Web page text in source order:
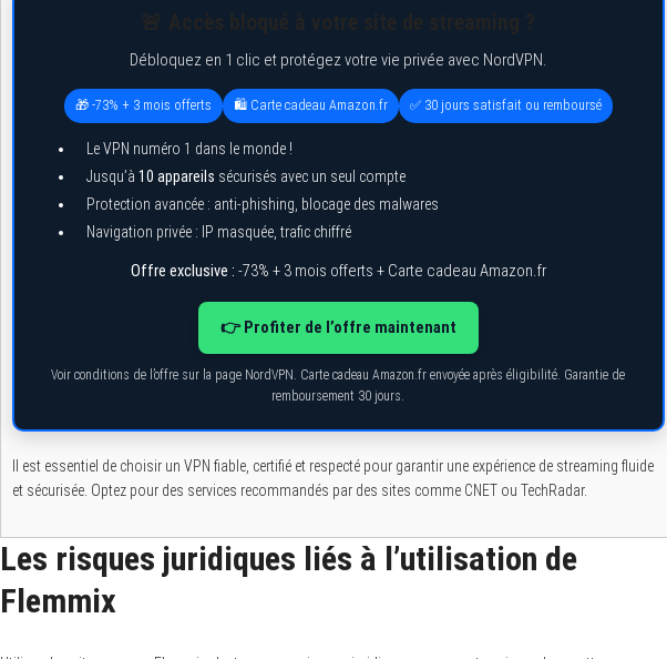
Débloquez en 1 clic et protégez votre vie privée avec NordVPN.
🎁 -73% + 3 mois offerts 🛍️ Carte cadeau Amazon.fr ✅ 30 jours satisfait ou remboursé
Le VPN numéro 1 dans le monde !
Jusqu’à 10 appareils sécurisés avec un seul compte
Protection avancée : anti-phishing, blocage des malwares
Navigation privée : IP masquée, trafic chiffré
Offre exclusive : -73% + 3 mois offerts + Carte cadeau Amazon.fr
👉 Profiter de l’offre maintenant
Voir conditions de l’offre sur la page NordVPN. Carte cadeau Amazon.fr envoyée après éligibilité. Garantie de
remboursement 30 jours.
Il est essentiel de choisir un VPN fiable, certifié et respecté pour garantir une expérience de streaming fluide
et sécurisée. Optez pour des services recommandés par des sites comme CNET ou TechRadar.
Les risques juridiques liés à l’utilisation de
Flemmix